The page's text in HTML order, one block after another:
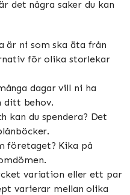
det några saker du kan
är ni som ska äta från
för olika storlekar
dagar vill ni ha
ditt behov.
kan du spendera? Det
företaget? Kika på
variation eller ett par
varierar mellan olika